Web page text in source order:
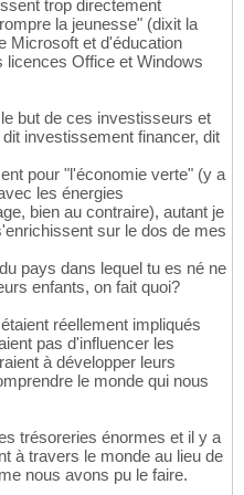
trop directement
la jeunesse" (dixit la
Microsoft et d'éducation
licences Office et Windows
but de ces investisseurs et
investissement financer, dit
pour "l'économie verte" (y a
les énergies
bien au contraire), autant je
sur le dos de mes
pays dans lequel tu es né ne
enfants, on fait quoi?
réellement impliqués
pas d'influencer les
à développer leurs
le monde qui nous
trésoreries énormes et il y a
à travers le monde au lieu de
nous avons pu le faire.